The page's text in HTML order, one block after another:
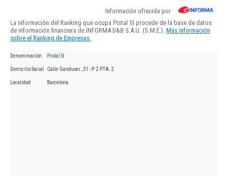
Información ofrecida por
La información del Ranking que ocupa Pistal Sl procede de la base de datos
de información financiera de INFORMA D&B S.A.U. (S.M.E.). Más información
sobre el Ranking de Empresas.
Denominación Pistal Sl
Domicilio Social Calle Ganduxer , 31 - P. 2 PTA. 2
Localidad Barcelona